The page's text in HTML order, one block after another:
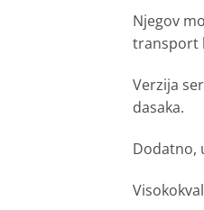
Njegov
transport
Verzija
dasaka.
Dodatno,